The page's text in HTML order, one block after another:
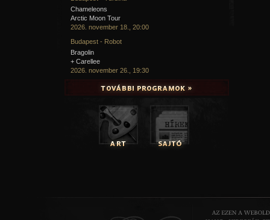
Chameleons
Arctic Moon Tour
2026. november 18., 20:00
Budapest - Robot
Bragolin
+ Carellee
2026. november 26., 19:30